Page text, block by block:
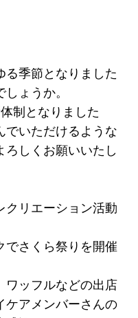
る季節となりました
ょうか。
制となりました
でいただけるような
ろしくお願いいたし
クリエーション活動
でさくら祭りを開催
ワッフルなどの出店
ケアメンバーさんの